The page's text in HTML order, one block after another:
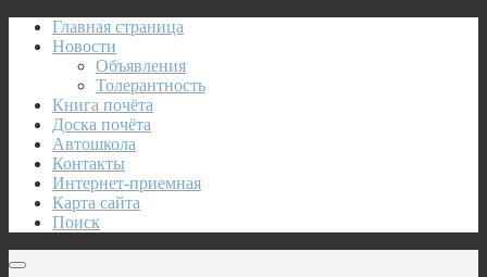
Главная страница
Новости
Объявления
Толерантность
Книга почёта
Доска почёта
Автошкола
Контакты
Интернет-приемная
Карта сайта
Поиск